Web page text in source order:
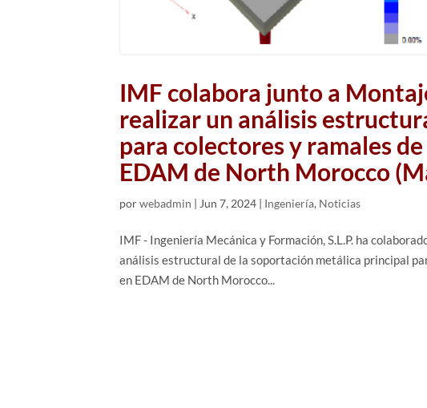
IMF colabora junto a
realizar un análisis
para colectores y ramales
EDAM de North Morocco
porwebadmin | Jun 7, 2024 | Ingeniería, Noticias
IMF - Ingeniería Mecánica y Formación, S.L.P. ha
análisis estructural de la soportación metálica principal
en EDAM de North Morocco...